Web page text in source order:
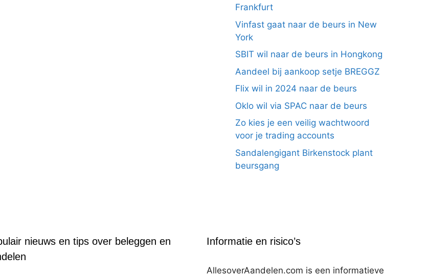
Frankfurt
Vinfast gaat naar de beurs in New
York
SBIT wil naar de beurs in Hongkong
Aandeel bij aankoop setje BREGGZ
Flix wil in 2024 naar de beurs
Oklo wil via SPAC naar de beurs
Zo kies je een veilig wachtwoord
voor je trading accounts
Sandalengigant Birkenstock plant
beursgang
nieuws en tips over beleggen en
Informatie en risico’s
AllesoverAandelen.com is een informatieve